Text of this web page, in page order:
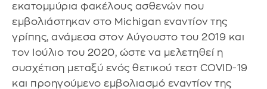
εκατομμύρια φακέλους ασθενών που
εμβολιάστηκαν στο Michigan εναντίον της
γρίπης, ανάμεσα στον Αύγουστο του 2019 και
τον Ιούλιο του 2020, ώστε να μελετηθεί η
συσχέτιση μεταξύ ενός θετικού τεστ COVID-19
και προηγούμενο εμβολιασμό εναντίον της